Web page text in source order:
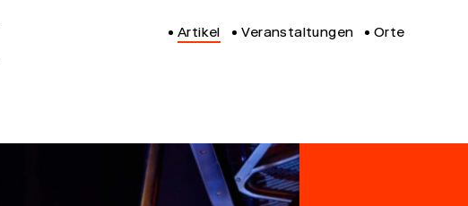
Artikel Veranstaltungen Orte